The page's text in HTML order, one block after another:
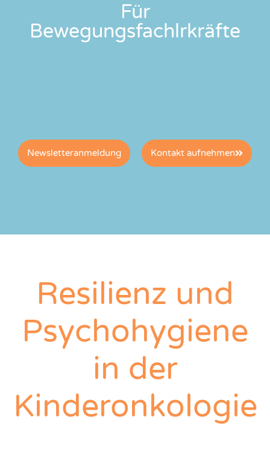
Für
Bewegungsfachlrkräfte
Newsletteranmeldung Kontakt aufnehmen
Resilienz und
Psychohygiene
in der
Kinderonkologie